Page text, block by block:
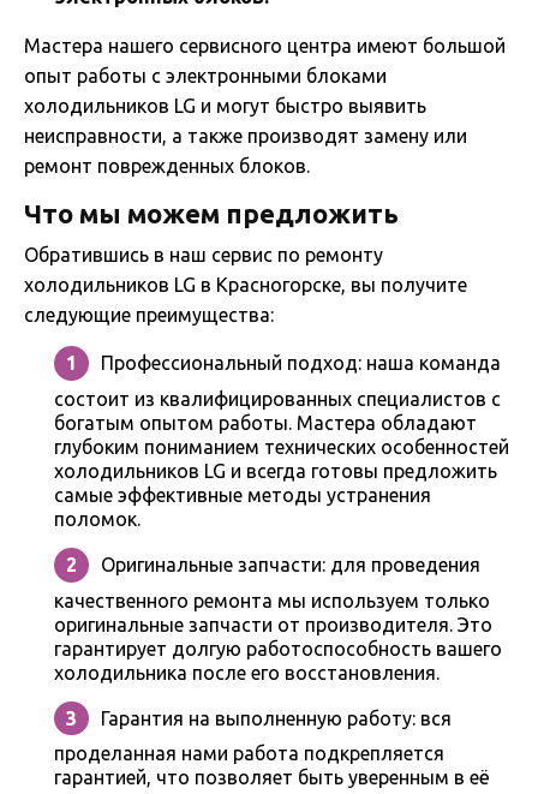
Мастера нашего сервисного центра имеют большой
опыт работы с электронными блоками
холодильников LG и могут быстро выявить
неисправности, а также производят замену или
ремонт поврежденных блоков.
Что мы можем предложить
Обратившись в наш сервис по ремонту
холодильников LG в Красногорске, вы получите
следующие преимущества:
Профессиональный подход: наша команда
состоит из квалифицированных специалистов с
богатым опытом работы. Мастера обладают
глубоким пониманием технических особенностей
холодильников LG и всегда готовы предложить
самые эффективные методы устранения
поломок.
Оригинальные запчасти: для проведения
качественного ремонта мы используем только
оригинальные запчасти от производителя. Это
гарантирует долгую работоспособность вашего
холодильника после его восстановления.
Гарантия на выполненную работу: вся
проделанная нами работа подкрепляется
гарантией, что позволяет быть уверенным в её